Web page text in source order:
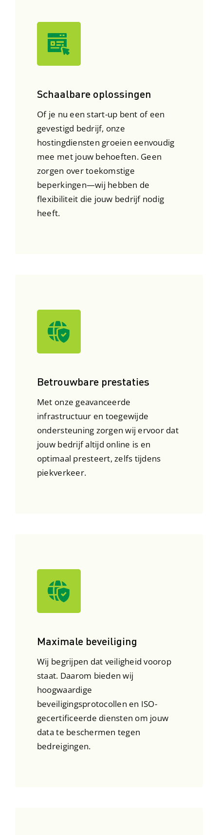
Schaalbare oplossingen
Of je nu een start-up bent of een
gevestigd bedrijf, onze
hostingdiensten groeien eenvoudig
mee met jouw behoeften. Geen
zorgen over toekomstige
beperkingen—wij hebben de
flexibiliteit die jouw bedrijf nodig
heeft.
Betrouwbare prestaties
Met onze geavanceerde
infrastructuur en toegewijde
ondersteuning zorgen wij ervoor dat
jouw bedrijf altijd online is en
optimaal presteert, zelfs tijdens
piekverkeer.
Maximale beveiliging
Wij begrijpen dat veiligheid voorop
staat. Daarom bieden wij
hoogwaardige
beveiligingsprotocollen en ISO-
gecertificeerde diensten om jouw
data te beschermen tegen
bedreigingen.